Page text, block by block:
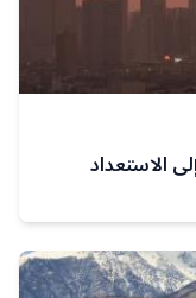
الاستعداد